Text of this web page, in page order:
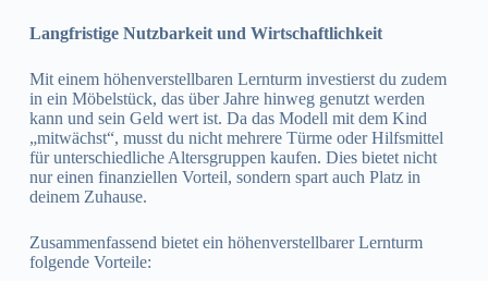
Langfristige Nutzbarkeit und Wirtschaftlichkeit
Mit einem höhenverstellbaren Lernturm investierst du zudem
in ein Möbelstück, das über Jahre hinweg genutzt werden
kann und sein Geld wert ist. Da das Modell mit dem Kind
„mitwächst“, musst du nicht mehrere Türme oder Hilfsmittel
für unterschiedliche Altersgruppen kaufen. Dies bietet nicht
nur einen finanziellen Vorteil, sondern spart auch Platz in
deinem Zuhause.
Zusammenfassend bietet ein höhenverstellbarer Lernturm
folgende Vorteile: